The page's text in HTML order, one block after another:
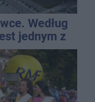
Według
jednym z